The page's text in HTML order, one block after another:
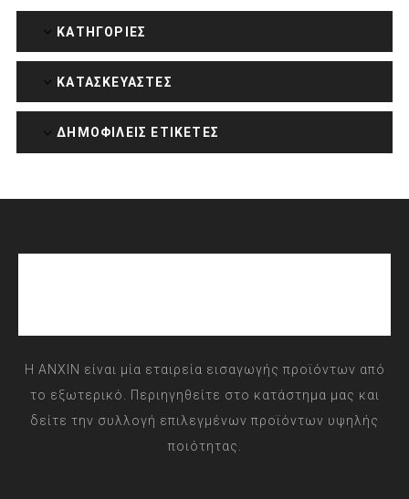
ΚΑΤΗΓΟΡΊΕΣ
ΚΑΤΑΣΚΕΥΑΣΤΈΣ
ΔΗΜΟΦΙΛΕΙΣ ΕΤΙΚΕΤΕΣ
Η ANXIN είναι μία εταιρεία εισαγωγής προϊόντων από
το εξωτερικό. Περιηγηθείτε στο κατάστημα μας και
δείτε την συλλογή επιλεγμένων προϊόντων υψηλής
ποιότητας.